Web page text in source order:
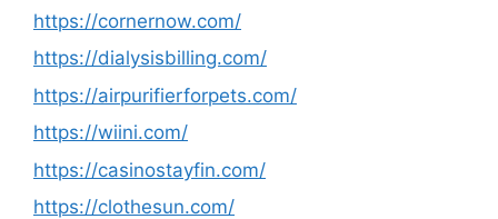
https://cornernow.com/
https://dialysisbilling.com/
https://airpurifierforpets.com/
https://wiini.com/
https://casinostayfin.com/
https://clothesun.com/